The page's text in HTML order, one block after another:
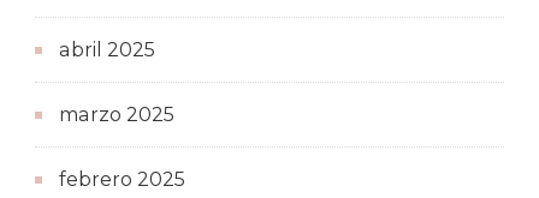
abril 2025
marzo 2025
febrero 2025